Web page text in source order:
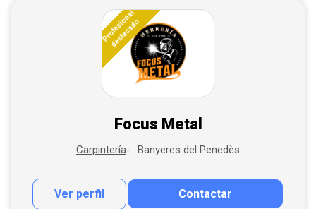
Profesional
destacado
Focus Metal
Carpintería Banyeres del Penedès
Ver perfil Contactar
Contactar por correo